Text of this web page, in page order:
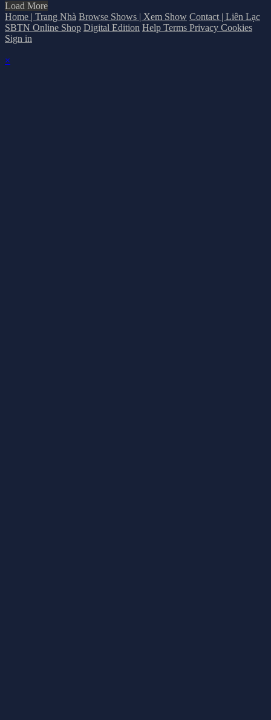
Load More
Home | Trang Nhà Browse Shows | Xem Show Contact | Liên Lạc
SBTN Online Shop Digital Edition Help Terms Privacy Cookies
Sign in
×